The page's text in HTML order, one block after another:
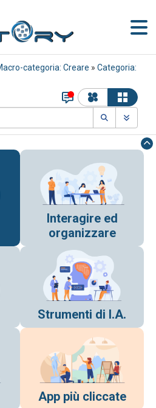
categoria: Creare » Categoria:
Interagire ed
organizzare
Strumenti di I.A.
App più cliccate